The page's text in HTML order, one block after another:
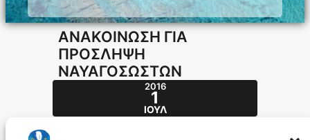
ΑΝΑΚΟΙΝΩΣΗ ΓΙΑ
ΠΡΟΣΛΗΨΗ
ΝΑΥΑΓΟΣΩΣΤΩΝ
2016
1
ΙΟΎΛ